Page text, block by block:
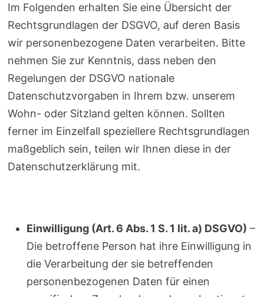
Im Folgenden erhalten Sie eine Übersicht der
Rechtsgrundlagen der DSGVO, auf deren Basis
wir personenbezogene Daten verarbeiten. Bitte
nehmen Sie zur Kenntnis, dass neben den
Regelungen der DSGVO nationale
Datenschutzvorgaben in Ihrem bzw. unserem
Wohn- oder Sitzland gelten können. Sollten
ferner im Einzelfall speziellere Rechtsgrundlagen
maßgeblich sein, teilen wir Ihnen diese in der
Datenschutzerklärung mit.
Einwilligung (Art. 6 Abs. 1 S. 1 lit. a) DSGVO) –
Die betroffene Person hat ihre Einwilligung in
die Verarbeitung der sie betreffenden
personenbezogenen Daten für einen